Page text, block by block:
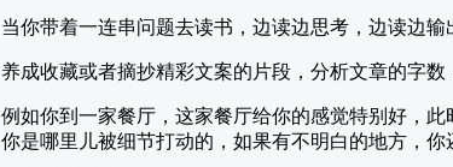
当你带着一连串问题去读书，边读边思考，边读边
养成收藏或者摘抄精彩文案的片段，分析文章的字
例如你到一家餐厅，这家餐厅给你的感觉特别好，
你是哪里儿被细节打动的，如果有不明白的地方，